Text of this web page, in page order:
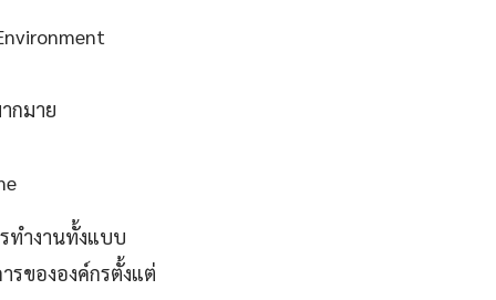
กมาย
ทำงานทั้งแบบ
รขององค์กรตั้งแต่